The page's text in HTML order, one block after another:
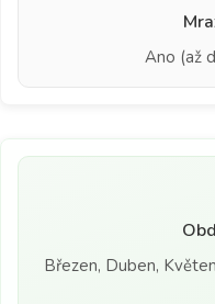
Ano (až
Březen, Duben,